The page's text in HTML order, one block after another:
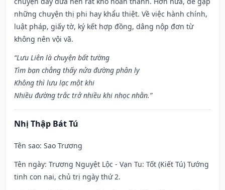
những chuyện thị phi hay khẩu thiệt. Về việc hành chính,
luật pháp, giấy tờ, ký kết hợp đồng, dâng nộp đơn từ
không nên vội vã.
“Lưu Liên là chuyện bất tường
Tìm bạn chẳng thấy nửa đường phân ly
Không thì lưu lạc một khi
Nhiều đường trắc trở nhiều khi nhọc nhằn.”
Nhị Thập Bát Tú
Tên sao: Sao Trương
Tên ngày: Trương Nguyệt Lộc - Vạn Tu: Tốt (Kiết Tú) Tướng
tinh con nai, chủ trị ngày thứ 2.